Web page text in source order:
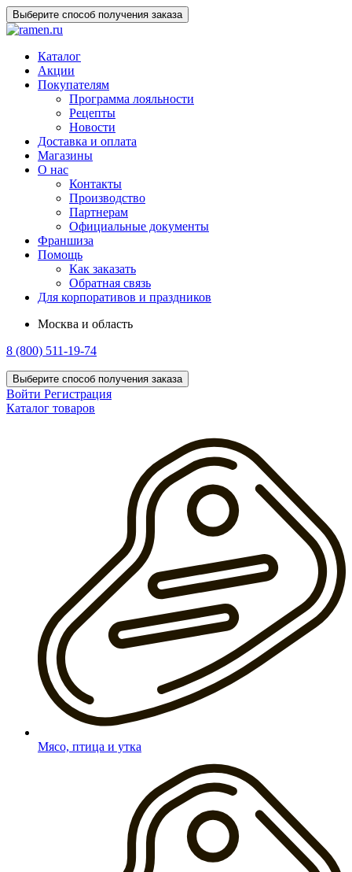
Выберите способ получения заказа
Каталог
Акции
Покупателям
Программа лояльности
Рецепты
Новости
Доставка и оплата
Магазины
О нас
Контакты
Производство
Партнерам
Официальные документы
Франшиза
Помощь
Как заказать
Обратная связь
Для корпоративов и праздников
Москва и область
8 (800) 511-19-74
Выберите способ получения заказа
Войти Регистрация
Каталог товаров
Мясо, птица и утка